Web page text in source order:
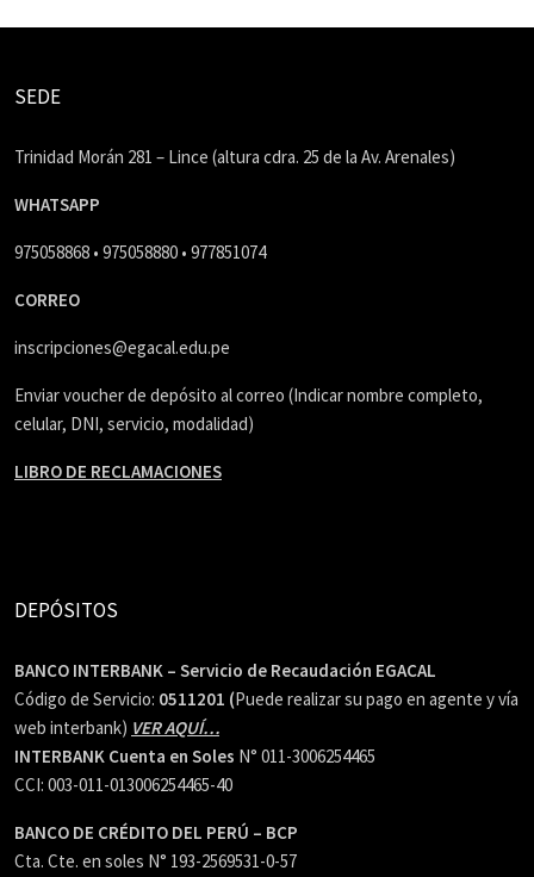
SEDE
Trinidad Morán 281 – Lince (altura cdra. 25 de la Av. Arenales)
WHATSAPP
975058868 • 975058880 • 977851074
CORREO
inscripciones@egacal.edu.pe
Enviar voucher de depósito al correo (Indicar nombre completo,
celular, DNI, servicio, modalidad)
LIBRO DE RECLAMACIONES
DEPÓSITOS
BANCO INTERBANK – Servicio de Recaudación EGACAL
Código de Servicio: 0511201 (Puede realizar su pago en agente y vía
web interbank) VER AQUÍ…
INTERBANK Cuenta en Soles N° 011-3006254465
CCI: 003-011-013006254465-40
BANCO DE CRÉDITO DEL PERÚ – BCP
Cta. Cte. en soles N° 193-2569531-0-57